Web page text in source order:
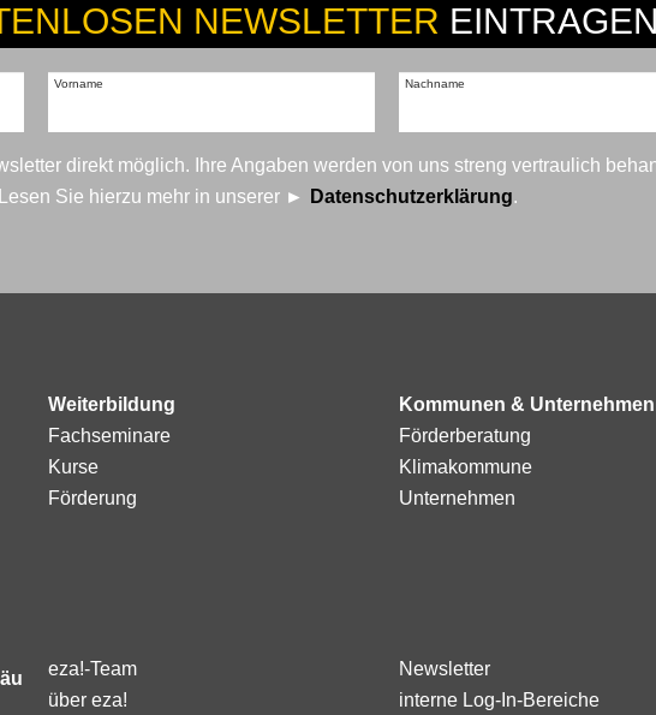
NEWSLETTER
Vorname Nachname
direkt möglich. Ihre Angaben werden von uns streng vertraulich
Sie hierzu mehr in unserer
Datenschutzerklärung.
Weiterbildung
Fachseminare
Kurse
Förderung
Kommunen & Unternehmen
Förderberatung
Klimakommune
Unternehmen
eza!-Team
über eza!
Newsletter
interne Log-In-Bereiche